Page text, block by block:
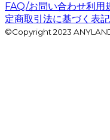
FAQ/お問い合わせ利用
定商取引法に基づく表記
©Copyright 2023